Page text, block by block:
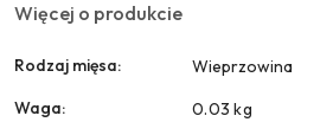
Więcej o produkcie
Rodzaj mięsa:
Wieprzowina
Waga:
0.03 kg